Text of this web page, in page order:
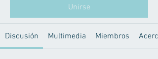
Unirse
Discusión Multimedia Miembros